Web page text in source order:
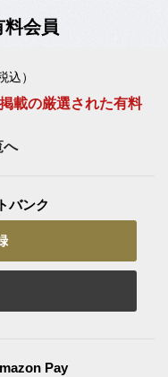
会員
込）
載の厳選された有料
へ
バンク
Pay